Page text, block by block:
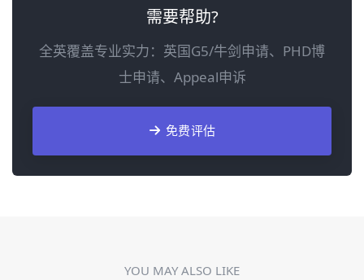
需要帮助?
全英覆盖专业实力：英国G5/牛剑申请、PHD博
士申请、Appeal申诉
免费评估
YOU MAY ALSO LIKE